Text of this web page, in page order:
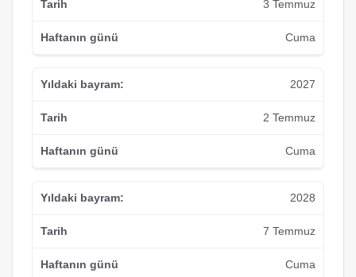
3 Temmuz
Cuma
2027
2 Temmuz
Cuma
2028
7 Temmuz
Cuma